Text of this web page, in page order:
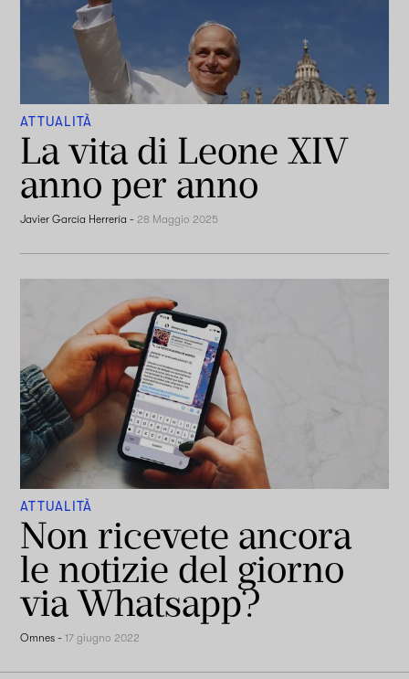
ATTUALITÀ
La vita di Leone XIV
anno per anno
Javier García Herrería -28 Maggio 2025
ATTUALITÀ
Non ricevete ancora
le notizie del giorno
via Whatsapp?
Omnes -17 giugno 2022